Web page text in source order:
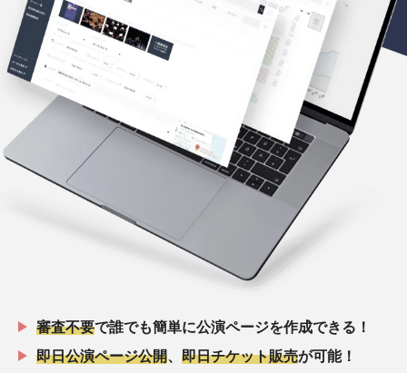
審査不要で誰でも簡単に公演ページを作成できる！
即日公演ページ公開
即日チケット販売が可能！